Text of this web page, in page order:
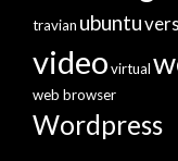
travian ubuntu
videovirtual
web browser
Wordpress